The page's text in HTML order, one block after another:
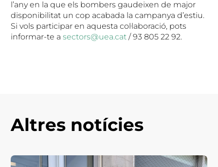
l’any en la que els bombers gaudeixen de major
disponibilitat un cop acabada la campanya d’estiu.
Si vols participar en aquesta col·laboració, pots
informar-te asectors@uea.cat / 93 805 22 92.
Altres notícies